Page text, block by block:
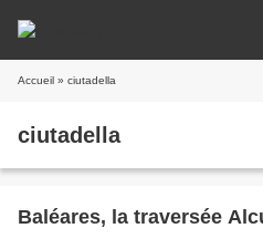
Accueil » ciutadella
ciutadella
Baléares, la traversée